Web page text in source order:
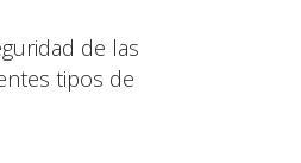
de las
tipos de